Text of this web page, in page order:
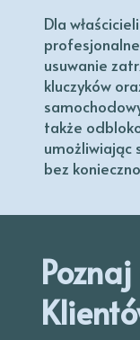
Dla
usuwanie
kluczyków
także
umożliwiając
bez